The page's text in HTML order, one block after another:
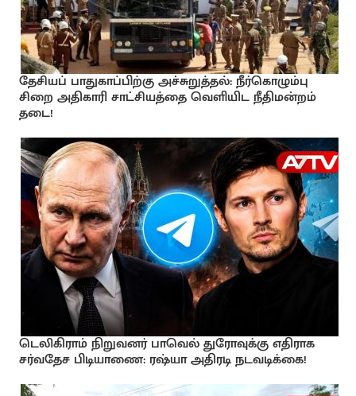
தேசியப் பாதுகாப்பிற்கு அச்சுறுத்தல்: நீர்கொழும்பு
சிறை அதிகாரி சாட்சியத்தை வெளியிட நீதிமன்றம்
தடை!
டெலிகிராம் நிறுவனர் பாவெல் துரோவுக்கு எதிராக
சர்வதேச பிடியாணை: ரஷ்யா அதிரடி நடவடிக்கை!